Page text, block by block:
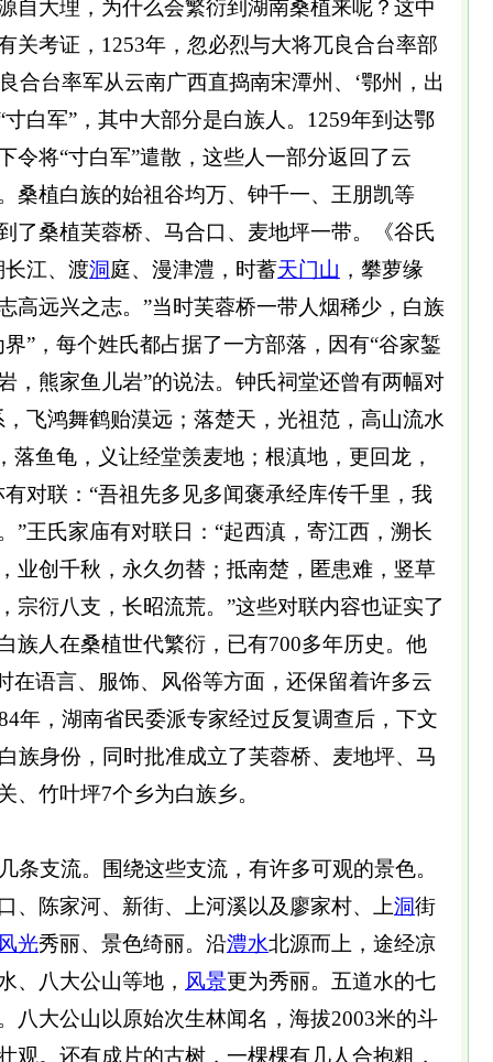
自大理，为什么会繁衍到湖南桑植来呢？这中
关考证，1253年，忽必烈与大将兀良合台率部
合台率军从云南广西直捣南宋潭州、‘鄂州，出
白军”，其中大部分是白族人。1259年到达鄂
令将“寸白军”遣散，这些人一部分返回了云
桑植白族的始祖谷均万、钟千一、王朋凯等
了桑植芙蓉桥、马合口、麦地坪一带。《谷氏
江、渡洞 庭、漫津澧，时蓄天门山 ，攀萝缘
高远兴之志。”当时芙蓉桥一带人烟稀少，白族
”，每个姓氏都占据了一方部落，因有“谷家錾
，熊家鱼儿岩”的说法。钟氏祠堂还曾有两幅对
飞鸿舞鹤贻漠远；落楚天，光祖范，高山流水
落鱼龟，义让经堂羡麦地；根滇地，更回龙，
对联：“吾祖先多见多闻褒承经库传千里，我
”王氏家庙有对联日：“起西滇，寄江西，溯长
业创千秋，永久勿替；抵南楚，匿患难，竖草
宗衍八支，长昭流荒。”这些对联内容也证实了
族人在桑植世代繁衍，已有700多年历史。他
在语言、服饰、风俗等方面，还保留着许多云
年，湖南省民委派专家经过反复调查后，下文
族身份，同时批准成立了芙蓉桥、麦地坪、马
、竹叶坪7个乡为白族乡。
条支流。围绕这些支流，有许多可观的景色。
、陈家河、新街、上河溪以及廖家村、上洞街
光秀丽、景色绮丽。沿澧水北源而上，途经凉
、八大公山等地， 风景更为秀丽。五道水的七
八大公山以原始次生林闻名，海拔2003米的斗
观。还有成片的古树，一棵棵有几人合抱粗，